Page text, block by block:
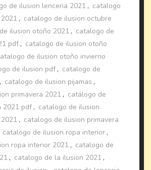
de ilusion lenceria 2021 , catalogo
, catalogo de ilusion octubre
ilusion otoño 2021 , catalogo de
pdf , catalogo de ilusion otoño
de ilusion otoño invierno
de ilusion pdf , catalogo de
, catalogo de ilusion pijamas ,
primavera 2021 , catálogo de
2021 pdf , catalogo de ilusion
, catalogo de ilusion primavera
catalogo de ilusion ropa interior ,
ropa interior 2021 , catalogo de
, catalogo de la ilusion 2021 ,